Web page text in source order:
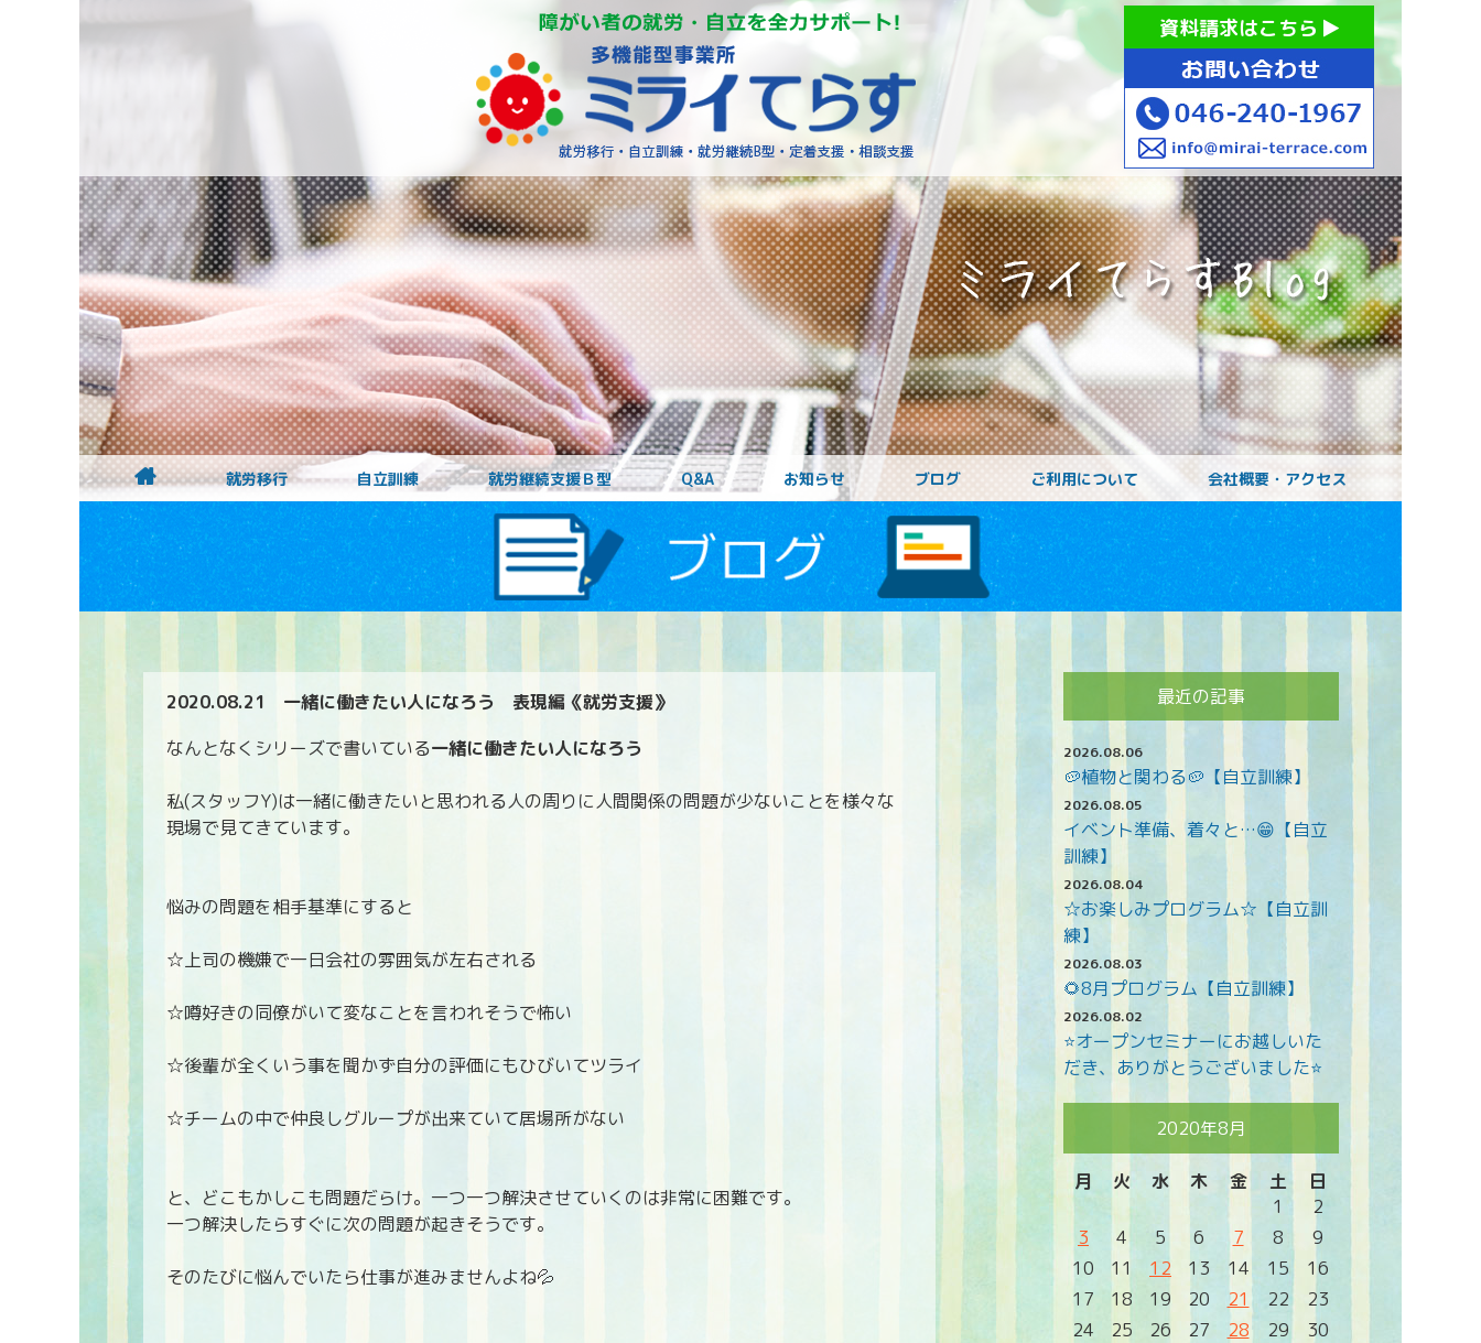
障がいをお持ちの方への就労支援 ミライてらす大和｜就労移行｜就
資料請求はこちら
お子様の
就労移行 自立訓練 就労継続支援Ｂ型 Q&A お知らせ ブログ ご利用について 会社概要・アクセス
2020.08.21
一緒に働きたい人になろう 表現編《就労支援》
なんとなくシリーズで書いている一緒に働きたい人になろう
私(スタッフY)は一緒に働きたいと思われる人の周りに人間関係の問題が少ないことを様々な
現場で見てきています。
悩みの問題を相手基準にすると
☆上司の機嫌で一日会社の雰囲気が左右される
☆噂好きの同僚がいて変なことを言われそうで怖い
☆後輩が全くいう事を聞かず自分の評価にもひびいてツライ
☆チームの中で仲良しグループが出来ていて居場所がない
と、どこもかしこも問題だらけ。一つ一つ解決させていくのは非常に困難です。
一つ解決したらすぐに次の問題が起きそうです。
そのたびに悩んでいたら仕事が進みませんよね💦
最近の記事
2026.08.06
🥔植物と関わる🥔【自立訓練】
2026.08.05
イベント準備、着々と…😁【自立
訓練】
2026.08.04
☆お楽しみプログラム☆【自立訓
練】
2026.08.03
🌻8月プログラム【自立訓練】
2026.08.02
⭐オープンセミナーにお越しいた
だき、ありがとうございました⭐
2020年8月
月 火 水 木 金 土 日
1
2
3
4 5 6 7 8
9
10
11 12 13 14 15
16
17
18 19 20 21 22
23
24
25 26 27 28 29
30